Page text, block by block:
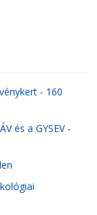
- 160
és a GYSEV -